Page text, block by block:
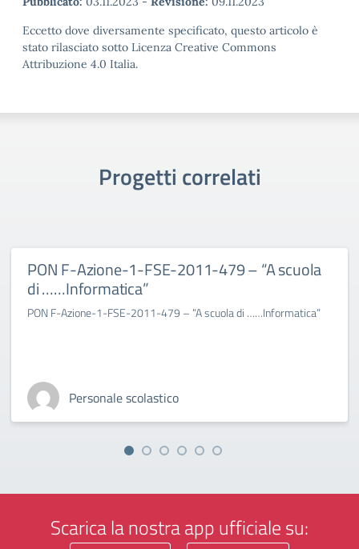
Eccetto dove diversamente specificato, questo articolo è
stato rilasciato sotto Licenza Creative Commons
Attribuzione 4.0 Italia.
Progetti correlati
PON F-Azione-1-FSE-2011-479 – “A scuola
di ……Informatica”
PON F-Azione-1-FSE-2011-479 – “A scuola di ……Informatica”
Personale scolastico
Scarica la nostra app ufficiale su: